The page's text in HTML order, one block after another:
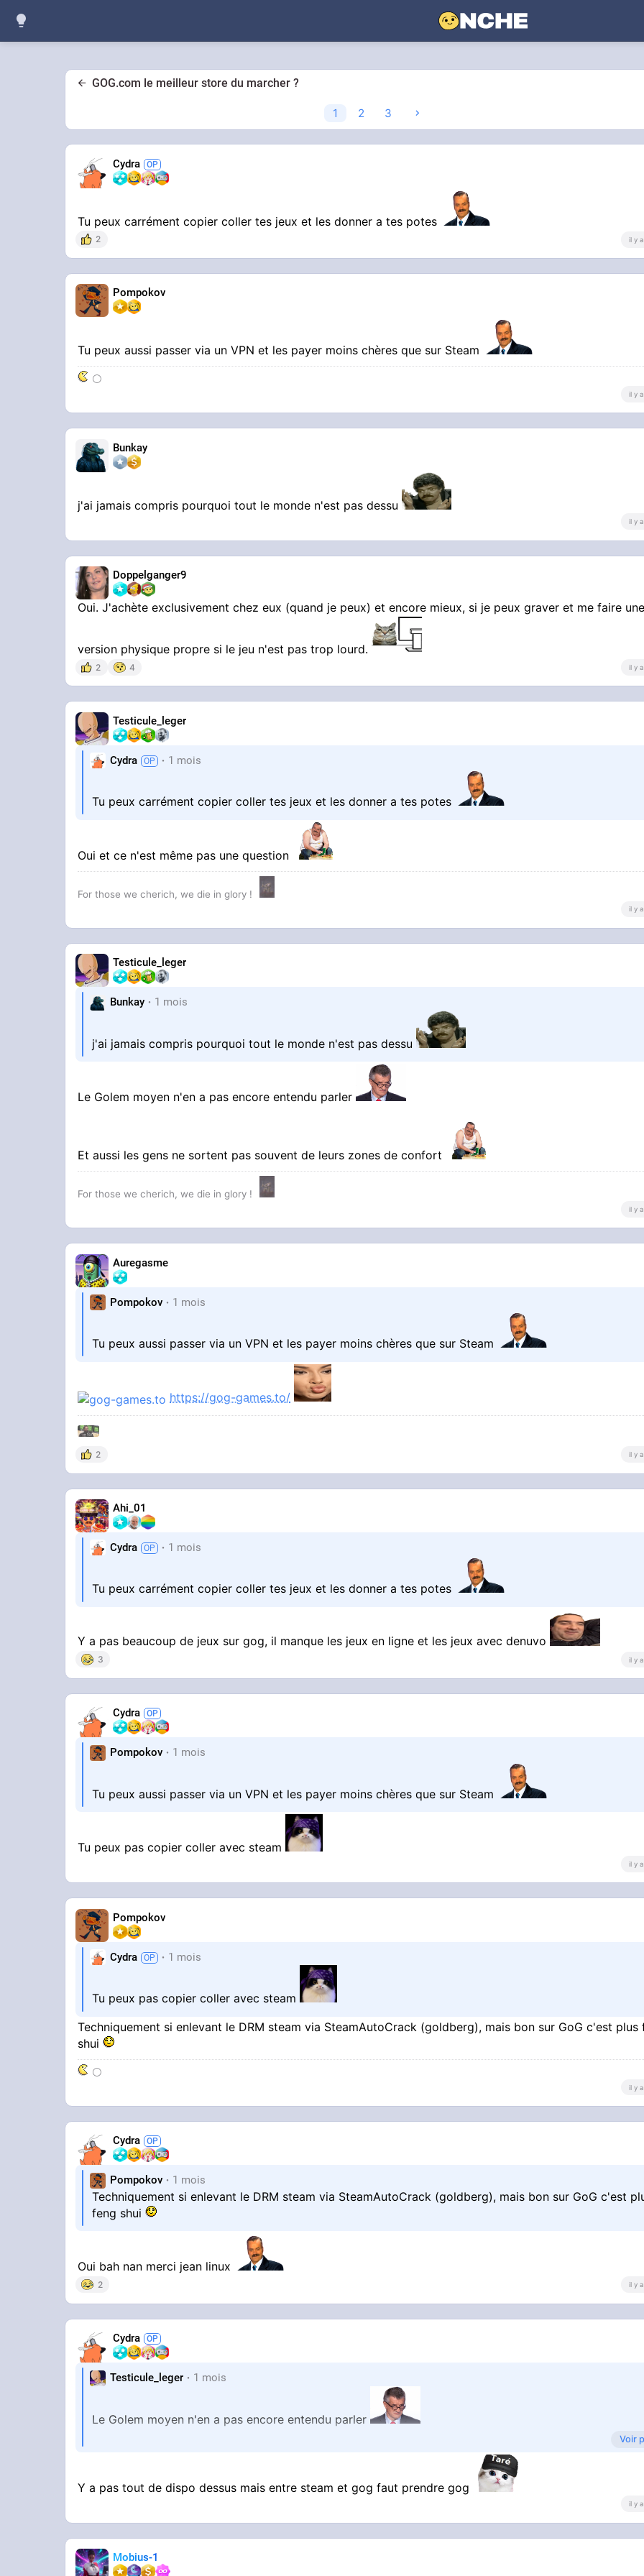
GOG.com le meilleur store du marcher ?
1 2 3
Cydra
Tu peux carrément copier coller tes jeux et les donner a tes potes
2 il y
Pompokov
Tu peux aussi passer via un VPN et les payer moins chères que sur Steam
⚪
il y
Bunkay
j'ai jamais compris pourquoi tout le monde n'est pas dessu
il y
Doppelganger9
Oui. J'achète exclusivement chez eux (quand je peux) et encore mieux, si je peux graver et me faire une
version physique propre si le jeu n'est pas trop lourd.
2 4 il y
Testicule_leger
Cydra 1 mois
Tu peux carrément copier coller tes jeux et les donner a tes potes
Oui et ce n'est même pas une question
For those we cherich, we die in glory !
il y
Testicule_leger
Bunkay 1 mois
j'ai jamais compris pourquoi tout le monde n'est pas dessu
Le Golem moyen n'en a pas encore entendu parler
Et aussi les gens ne sortent pas souvent de leurs zones de confort
For those we cherich, we die in glory !
il y
Auregasme
Pompokov 1 mois
Tu peux aussi passer via un VPN et les payer moins chères que sur Steam
https://gog-games.to/
2 il y
Ahi_01
Cydra 1 mois
Tu peux carrément copier coller tes jeux et les donner a tes potes
Y a pas beaucoup de jeux sur gog, il manque les jeux en ligne et les jeux avec denuvo
3 il y
Cydra
Pompokov 1 mois
Tu peux aussi passer via un VPN et les payer moins chères que sur Steam
Tu peux pas copier coller avec steam
il y
Pompokov
Cydra 1 mois
Tu peux pas copier coller avec steam
Techniquement si enlevant le DRM steam via SteamAutoCrack (goldberg), mais bon sur GoG c'est plus
shui
⚪
il y
Cydra
Pompokov 1 mois
Techniquement si enlevant le DRM steam via SteamAutoCrack (goldberg), mais bon sur GoG c'est
feng shui
Oui bah nan merci jean linux
2 il y
Cydra
Testicule_leger 1 mois
Le Golem moyen n'en a pas encore entendu parler
Voir
Y a pas tout de dispo dessus mais entre steam et gog faut prendre gog
il y
Mobius-1